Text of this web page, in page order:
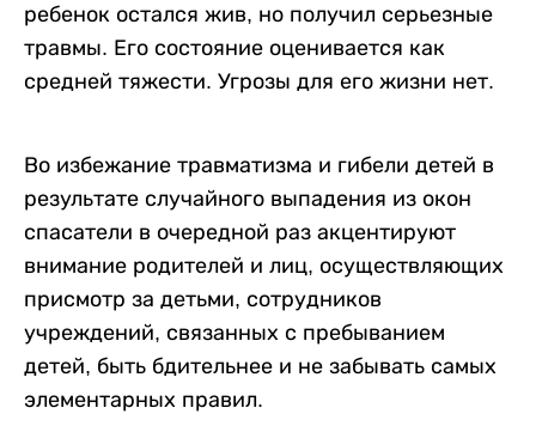
ребенок остался жив, но получил серьезные
травмы. Его состояние оценивается как
средней тяжести. Угрозы для его жизни нет.
Во избежание травматизма и гибели детей в
результате случайного выпадения из окон
спасатели в очередной раз акцентируют
внимание родителей и лиц, осуществляющих
присмотр за детьми, сотрудников
учреждений, связанных с пребыванием
детей, быть бдительнее и не забывать самых
элементарных правил.